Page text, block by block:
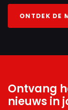
ONTDEK DE
Ontvang
nieuws in